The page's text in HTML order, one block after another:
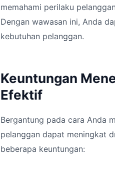
memahami perilaku
Dengan wawasan ini, Anda
kebutuhan pelanggan.
Keuntungan
Efektif
Bergantung pada cara Anda
pelanggan dapat meningkat
beberapa keuntungan: